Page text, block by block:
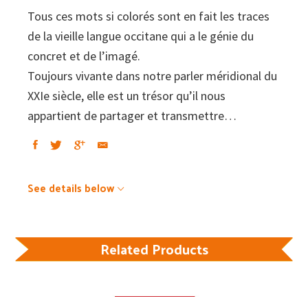
Tous ces mots si colorés sont en fait les traces
de la vieille langue occitane qui a le génie du
concret et de l’imagé.
Toujours vivante dans notre parler méridional du
XXIe siècle, elle est un trésor qu’il nous
appartient de partager et transmettre…
See details below
Related Products